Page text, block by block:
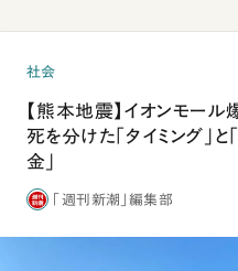
社会
【熊本地震】イオンモー
死を分けた「タイミング」
金」
「週刊新潮」編集部